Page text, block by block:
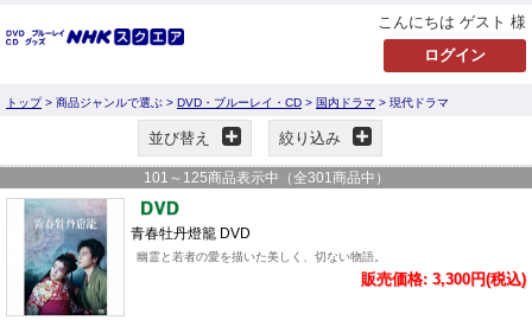
こんにちは ゲスト 様
トップ> 商品ジャンルで選ぶ > DVD・ブルーレイ・CD > 国内ドラマ > 現代ドラマ
並び替え 絞り込み
101 ～ 125商品表示中（全301 商品中）
青春牡丹燈籠 DVD
幽霊と若者の愛を描いた美しく、切ない物語。
販売価格: 3,300円(税込)